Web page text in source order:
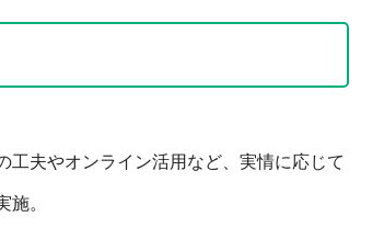
工夫やオンライン活用など、実情に応じて
施。